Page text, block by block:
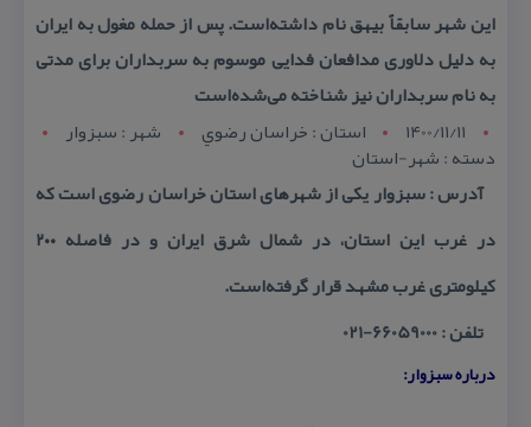
این شهر سابقاً بیهق نام داشته‌است. پس از حمله مغول به ایران
به دلیل دلاوری مدافعان فدایی موسوم به سربداران برای مدتی
به نام سربداران نیز شناخته می‌شده‌است
1400/11/11
استان : خراسان رضوي شهر : سبزوار
دسته : شهر-استان
آدرس : سبزوار یكی از شهرهای استان خراسان رضوی است كه
در غرب این استان، در شمال شرق ایران و در فاصله ۲۰۰
كیلومتری غرب مشهد قرار گرفته‌است.
تلفن : 66059000-021
درباره سبزوار: